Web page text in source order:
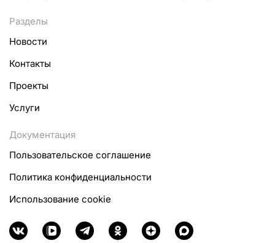
Разделы
Новости
Контакты
Проекты
Услуги
Документация
Пользовательское соглашение
Политика конфиденциальности
Использование cookie